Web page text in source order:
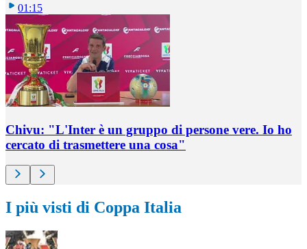
01:15
Chivu: "L'Inter è un gruppo di persone vere. Io ho
cercato di trasmettere una cosa"
I più visti di Coppa Italia